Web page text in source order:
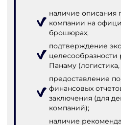
наличие описания
компании на
брошюрах;
подтверждение
целесообразности
Панаму
предоставление
финансовых
заключения (для
компаний);
наличие